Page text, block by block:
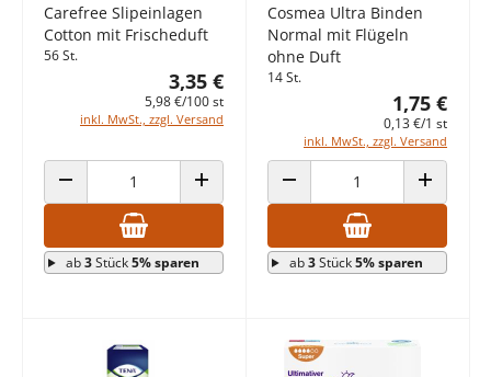
Carefree Slipeinlagen
Cotton mit Frischeduft
56 St.
3,35 €
5,98 €/100 st
inkl. MwSt., zzgl. Versand
ANZAHL VERRINGERN ANZAHL ERHÖHEN
ab3Stück5% sparen
Cosmea Ultra Binden
Normal mit Flügeln
ohne Duft
14 St.
1,75 €
0,13 €/1 st
inkl. MwSt., zzgl. Versand
ANZAHL VERRINGERN ANZAHL
ab3Stück5% sparen